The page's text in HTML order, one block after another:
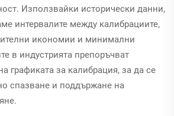
Използвайки исторически данни,
интервалите между калибрациите,
икономии и минимални
в индустрията препоръчват
графиката за калибрация, за да се
спазване и поддържане на